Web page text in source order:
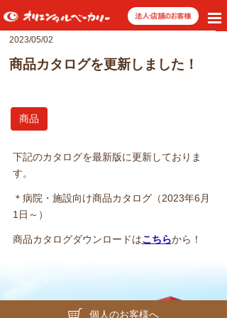
2023/05/02
商品カタログを更新しました！
商品
下記のカタログを最新版に更新しておりま
す。
＊病院・施設向け商品カタログ（2023年6月
1日～）
商品カタログダウンロードはこちらから！
個人のお客様へ